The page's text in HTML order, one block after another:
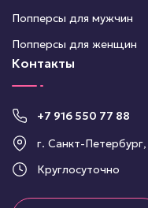
Попперсы для мужчин
Попперсы для женщин
Контакты
+7 916 550 77 88
г. Санкт-
Круглосуточно